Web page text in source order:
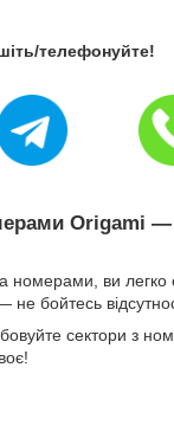
телефонуйте!
Origami —
номерами, ви легко
бойтесь
сектори з